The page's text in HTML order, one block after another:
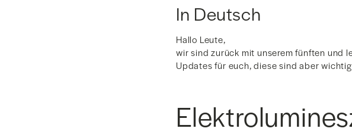
In Deutsch
Hallo Leute,
wir sind zurück mit unserem fünften und
Updates für euch, diese sind aber